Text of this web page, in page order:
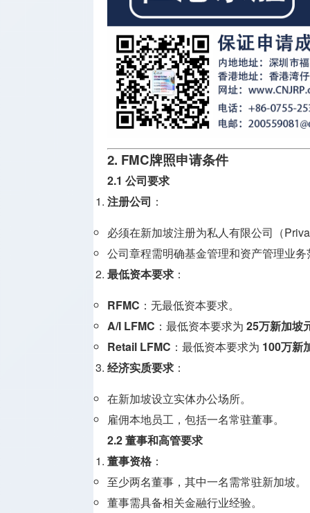
2. FMC牌照申请条件
2.1 公司要求
注册公司 ：
必须在新加坡注册为私人有限公司（
公司章程需明确基金管理和资产管理业务
最低资本要求 ：
RFMC ：无最低资本要求。
A/I LFMC ：最低资本要求为 25万新加坡
Retail LFMC ：最低资本要求为 100万新
经济实质要求 ：
在新加坡设立实体办公场所。
雇佣本地员工，包括一名常驻董事。
2.2 董事和高管要求
董事资格 ：
至少两名董事，其中一名需常驻新加坡。
董事需具备相关金融行业经验。